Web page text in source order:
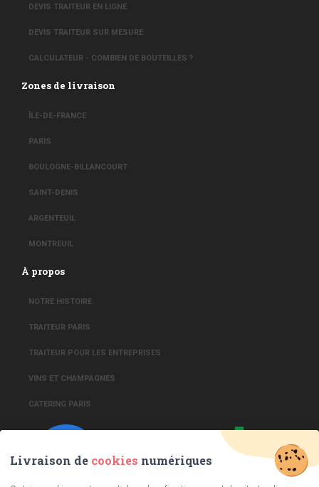
DEVIS TRAITEUR EN LIGNE
DEVIS TRAITEUR SUR MESURE
CALCULATEUR - COMBIEN DE BOUTEILLES ?
Zones de livraison
ÎLE-DE-FRANCE
PARIS
BOULOGNE-BILLANCOURT
SAINT-DENIS
ARGENTEUIL
MONTREUIL
À propos
NOTRE HISTOIRE
TRAITEUR PARIS
TRAITEUR POUR LES ENTREPRISES
VINS ET CHAMPAGNES
CATERING PARIS
Livraison de cookies numériques